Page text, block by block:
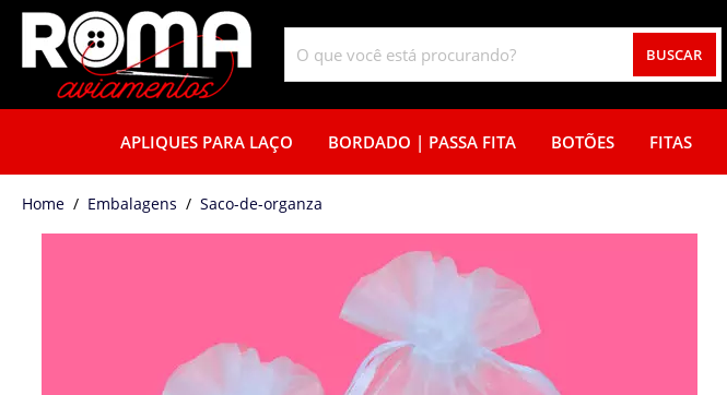
BUSCAR
APLIQUES PARA LAÇO BORDADO | PASSA FITA BOTÕES FITAS
home Embalagens saco-de-organza